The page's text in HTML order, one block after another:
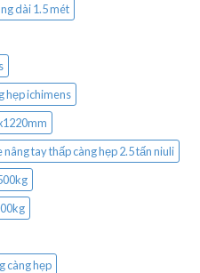
dài 1.5 mét
hẹp ichimens
nâng tay thấp càng hẹp 2.5 tấn niuli
càng hẹp